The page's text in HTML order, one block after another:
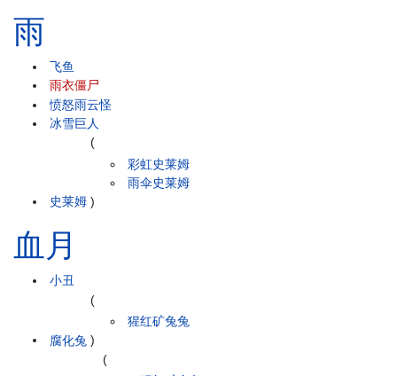
雨
飞鱼
雨衣僵尸
愤怒雨云怪
冰雪巨人
史莱姆
(
彩虹史莱姆
雨伞史莱姆
)
血月
小丑
腐化兔
(
猩红矿兔兔
)
(